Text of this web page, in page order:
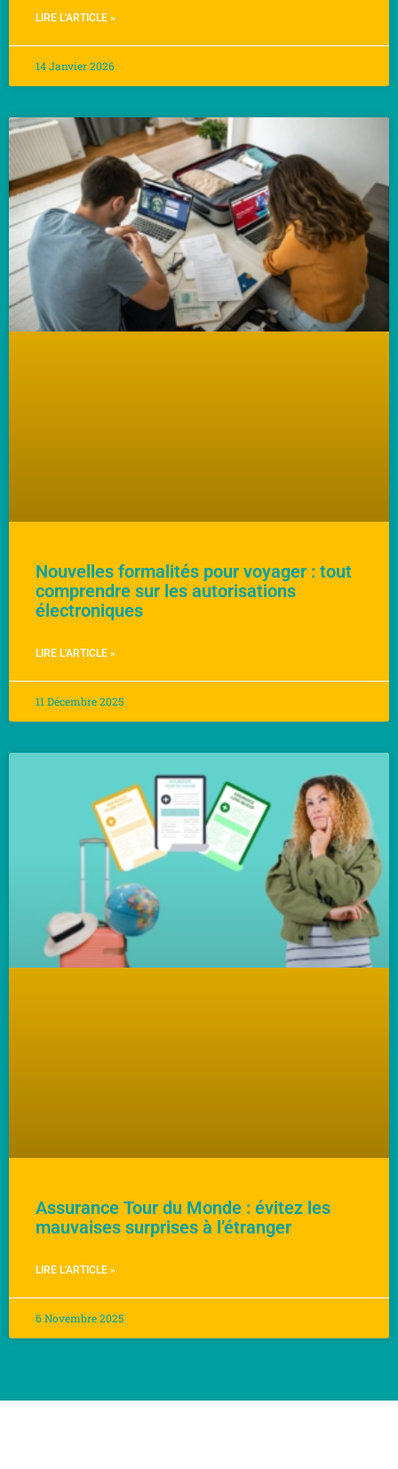
LIRE L'ARTICLE »
14 Janvier 2026
Nouvelles formalités pour voyager : tout
comprendre sur les autorisations
électroniques
LIRE L'ARTICLE »
11 Décembre 2025
Assurance Tour du Monde : évitez les
mauvaises surprises à l’étranger
LIRE L'ARTICLE »
6 Novembre 2025